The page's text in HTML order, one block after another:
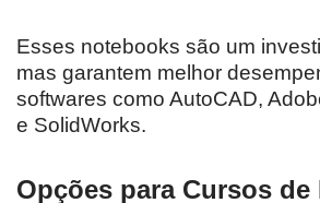
Esses notebooks são um
mas garantem melhor
softwares como AutoCAD,
e SolidWorks.
Opções para Cursos de